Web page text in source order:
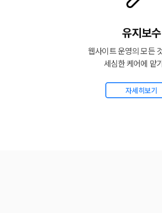
유지보수
웹사이트 운영의 모든
세심한 케어에 맡
자세히보기